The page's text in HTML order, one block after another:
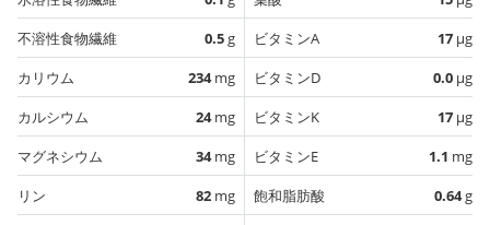
不溶性食物繊維
0.5g
カリウム
234mg
カルシウム
24mg
マグネシウム
34mg
リン
82 mg
ビタミンA
17 µg
ビタミンD
0.0 µg
ビタミンK
17 µg
ビタミンE
1.1 mg
飽和脂肪酸
0.64g